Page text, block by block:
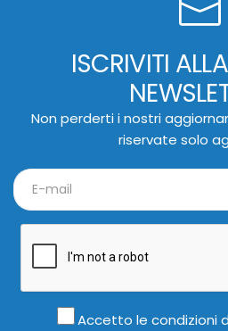
ISCRIVITI
Non perderti i nostri
riservate solo
Accetto le condizioni